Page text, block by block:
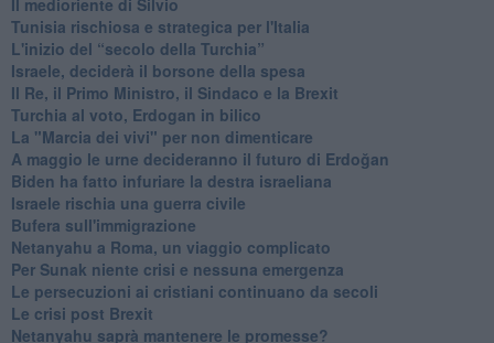
Tunisia rischiosa e strategica per l'Italia
L'inizio del “secolo della Turchia”
Israele, deciderà il borsone della spesa
Il Re, il Primo Ministro, il Sindaco e la Brexit
Turchia al voto, Erdogan in bilico
La "Marcia dei vivi" per non dimenticare
A maggio le urne decideranno il futuro di Erdoğan
Biden ha fatto infuriare la destra israeliana
Israele rischia una guerra civile
Bufera sull'immigrazione
Netanyahu a Roma, un viaggio complicato
Per Sunak niente crisi e nessuna emergenza
Le persecuzioni ai cristiani continuano da secoli
Le crisi post Brexit
Netanyahu saprà mantenere le promesse?